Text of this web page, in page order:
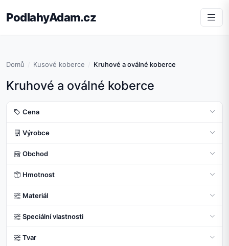
PodlahyAdam.cz
Domů Kusové koberce Kruhové a oválné koberce
Kruhové a oválné koberce
Cena
Výrobce
Obchod
Hmotnost
Materiál
Speciální vlastnosti
Tvar